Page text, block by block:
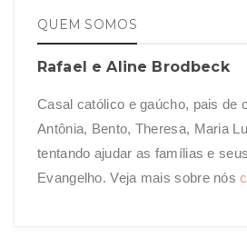
QUEM SOMOS
Rafael e Aline Brodbeck
Casal católico e gaúcho, pais de
Antônia, Bento, Theresa, Maria
tentando ajudar as famílias e
Evangelho. Veja mais sobre nós